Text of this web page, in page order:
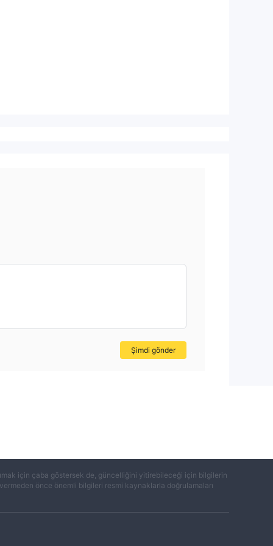
Şimdi gönder
için çaba göstersek de, güncelliğini yitirebileceği için bilgilerin
önce önemli bilgileri resmi kaynaklarla doğrulamaları